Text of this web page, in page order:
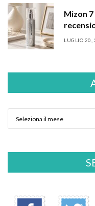
Mizon
LUGLIO 20,